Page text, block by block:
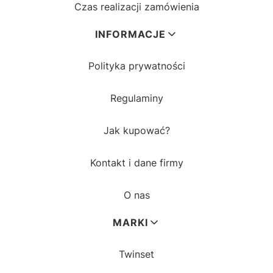
Czas realizacji zamówienia
INFORMACJE
Polityka prywatności
Regulaminy
Jak kupować?
Kontakt i dane firmy
O nas
MARKI
Twinset